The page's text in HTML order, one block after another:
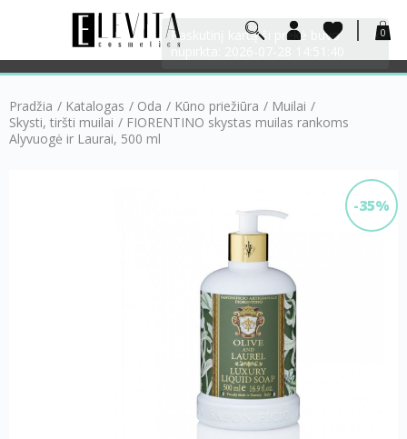
0
Pradžia / Katalogas / Oda / Kūno priežiūra / Muilai /
Skysti, tiršti muilai / FIORENTINO skystas muilas rankoms
Alyvuogė ir Laurai, 500 ml
-35%